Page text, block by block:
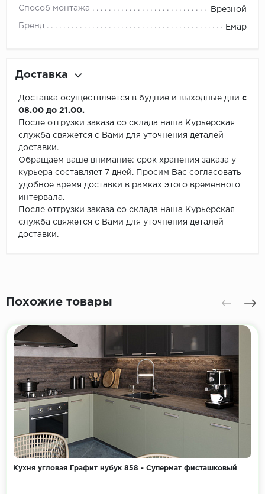
Способ монтажа Врезной
Бренд Емар
Доставка
Доставка осуществляется в будние и выходные дни с
08.00 до 21.00.
После отгрузки заказа со склада наша Курьерская
служба свяжется с Вами для уточнения деталей
доставки.
Обращаем ваше внимание: срок хранения заказа у
курьера составляет 7 дней. Просим Вас согласовать
удобное время доставки в рамках этого временного
интервала.
После отгрузки заказа со склада наша Курьерская
служба свяжется с Вами для уточнения деталей
доставки.
Похожие товары
Кухня угловая Графит нубук 858 - Супермат фисташковый